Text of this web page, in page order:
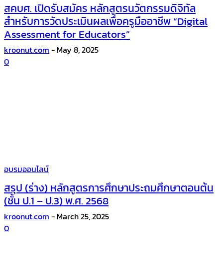
สคบศ. เปิดรับสมัคร หลักสูตรนวัตกรรมดิจิทัล
สำหรับการวัดประเมินผลเพื่อครูมืออาชีพ “Digital
Assessment for Educators”
kroonut.com - May 8, 2025
0
อบรมออนไลน์
สรุป (ร่าง) หลักสูตรการศึกษาประถมศึกษาตอนต้น
(ชั้น ป.1 – ป.3) พ.ศ. 2568
kroonut.com - March 25, 2025
0